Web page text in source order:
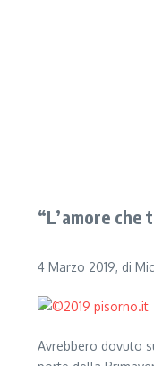
“L’amore
4 Marzo 2019, di
Avrebbero dovuto